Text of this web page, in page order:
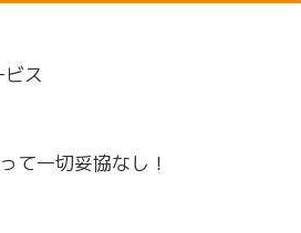
ス
て一切妥協なし！